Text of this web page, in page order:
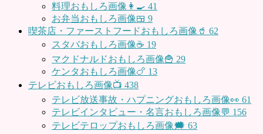
料理おもしろ画像👩‍🍳 41
お弁当おもしろ画像🍱 9
喫茶店・ファーストフードおもしろ画像🥤 62
スタバおもしろ画像☕️ 19
マクドナルドおもしろ画像🍟 29
ケンタおもしろ画像🍗 13
テレビおもしろ画像📺 438
テレビ放送事故・ハプニングおもしろ画像👀 61
テレビインタビュー・名言おもしろ画像💬 156
テレビテロップおもしろ画像🗯 63